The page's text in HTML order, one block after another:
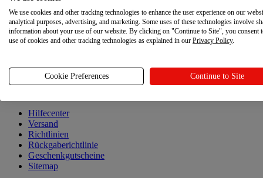
Wissenswertes
Blog
Ressourcen
Hilfecenter
Versand
Richtlinien
Rückgaberichtlinie
Geschenkgutscheine
Sitemap
We use cookies and other tracking technologies to enhance the user experience on our
analytical purposes, advertising, and marketing. Some uses of these technologies involve
information about your use of our website. By clicking on "Continue to Site", you consent
use of cookies and other tracking technologies as explained in our Privacy Policy.
Cookie Preferences Continue to Site